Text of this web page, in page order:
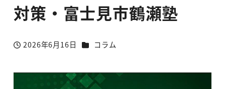
対策・富士見市鶴瀬塾
投稿日
2026年6月16日 カテゴリー
コラム